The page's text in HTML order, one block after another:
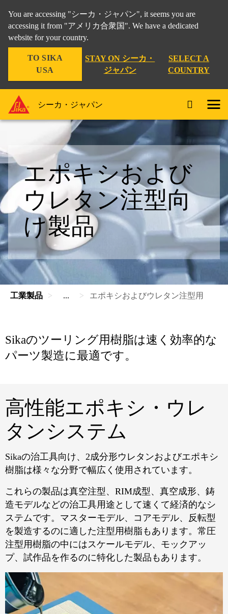
You are accessing "シーカ・ジャパン", it seems you are
accessing it from "アメリカ合衆国". We have a dedicated
website for your country.
TO SIKA
USA
STAY ON シーカ・
ジャパン
SELECT A
COUNTRY
シーカ・ジャパン
エポキシおよび
ウレタン注型向
け製品
工業製品 ... エポキシおよびウレタン注型用
Sikaのツーリング用樹脂は速く効率的な
パーツ製造に最適です。
高性能エポキシ・ウレ
タンシステム
Sikaの治工具向け、2成分形ウレタンおよびエポキシ
樹脂は様々な分野で幅広く使用されています。
これらの製品は真空注型、RIM成型、真空成形、鋳
造モデルなどの治工具用途として速くて経済的なシ
ステムです。マスターモデル、コアモデル、反転型
を製造するのに適した注型用樹脂もあります。常圧
注型用樹脂の中にはスケールモデル、モックアッ
プ、試作品を作るのに特化した製品もあります。